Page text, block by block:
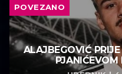
POVEZANO
ALAJBEGOVIĆ
PJANIĆEVOM